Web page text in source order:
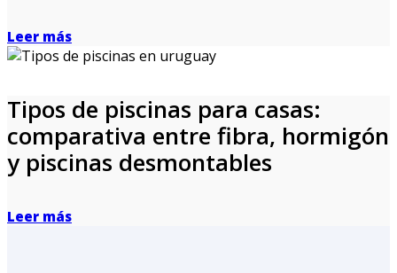
Leer más
Tipos de piscinas para casas:
comparativa entre fibra, hormigón
y piscinas desmontables
Leer más